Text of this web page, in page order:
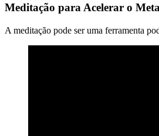
Meditação para Acelerar o
A meditação pode ser uma ferramenta